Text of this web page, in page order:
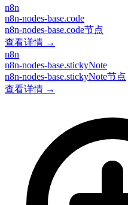
n8n
n8n-nodes-base.code
n8n-nodes-base.code节点
查看详情 →
n8n
n8n-nodes-base.stickyNote
n8n-nodes-base.stickyNote节点
查看详情 →